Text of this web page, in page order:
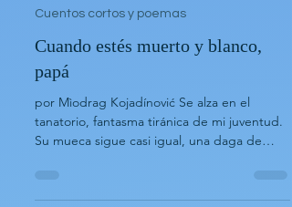
Mìodrag Kojadínović
18 ene
Cuentos cortos y poemas
Cuando estés muerto y blanco,